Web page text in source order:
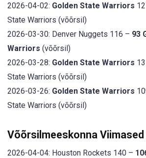
2026-04-02: Golden State Warriors
State Warriors (võõrsil)
2026-03-30: Denver Nuggets 116 – 93
Warriors (võõrsil)
2026-03-28: Golden State Warriors
State Warriors (võõrsil)
2026-03-26: Golden State Warriors
State Warriors (võõrsil)
Võõrsilmeeskonna Viimased
2026-04-04: Houston Rockets 140 –